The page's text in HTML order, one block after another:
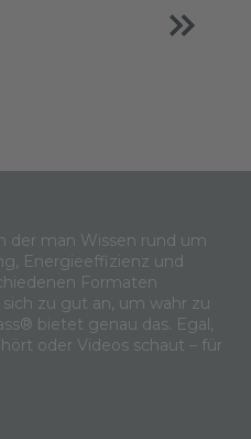
der man Wissen rund um
Energieeffizienz und
Formaten
zu gut an, um wahr zu
bietet genau das. Egal,
oder Videos schaut – für